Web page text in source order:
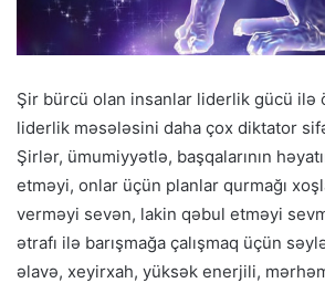
Şir bürcü olan insanlar liderlik gücü ilə
liderlik məsələsini daha çox diktator
Şirlər, ümumiyyətlə, başqalarının
etməyi, onlar üçün planlar qurmağı
verməyi sevən, lakin qəbul etməyi
ətrafı ilə barışmağa çalışmaq üçün
əlavə, xeyirxah, yüksək enerjili,